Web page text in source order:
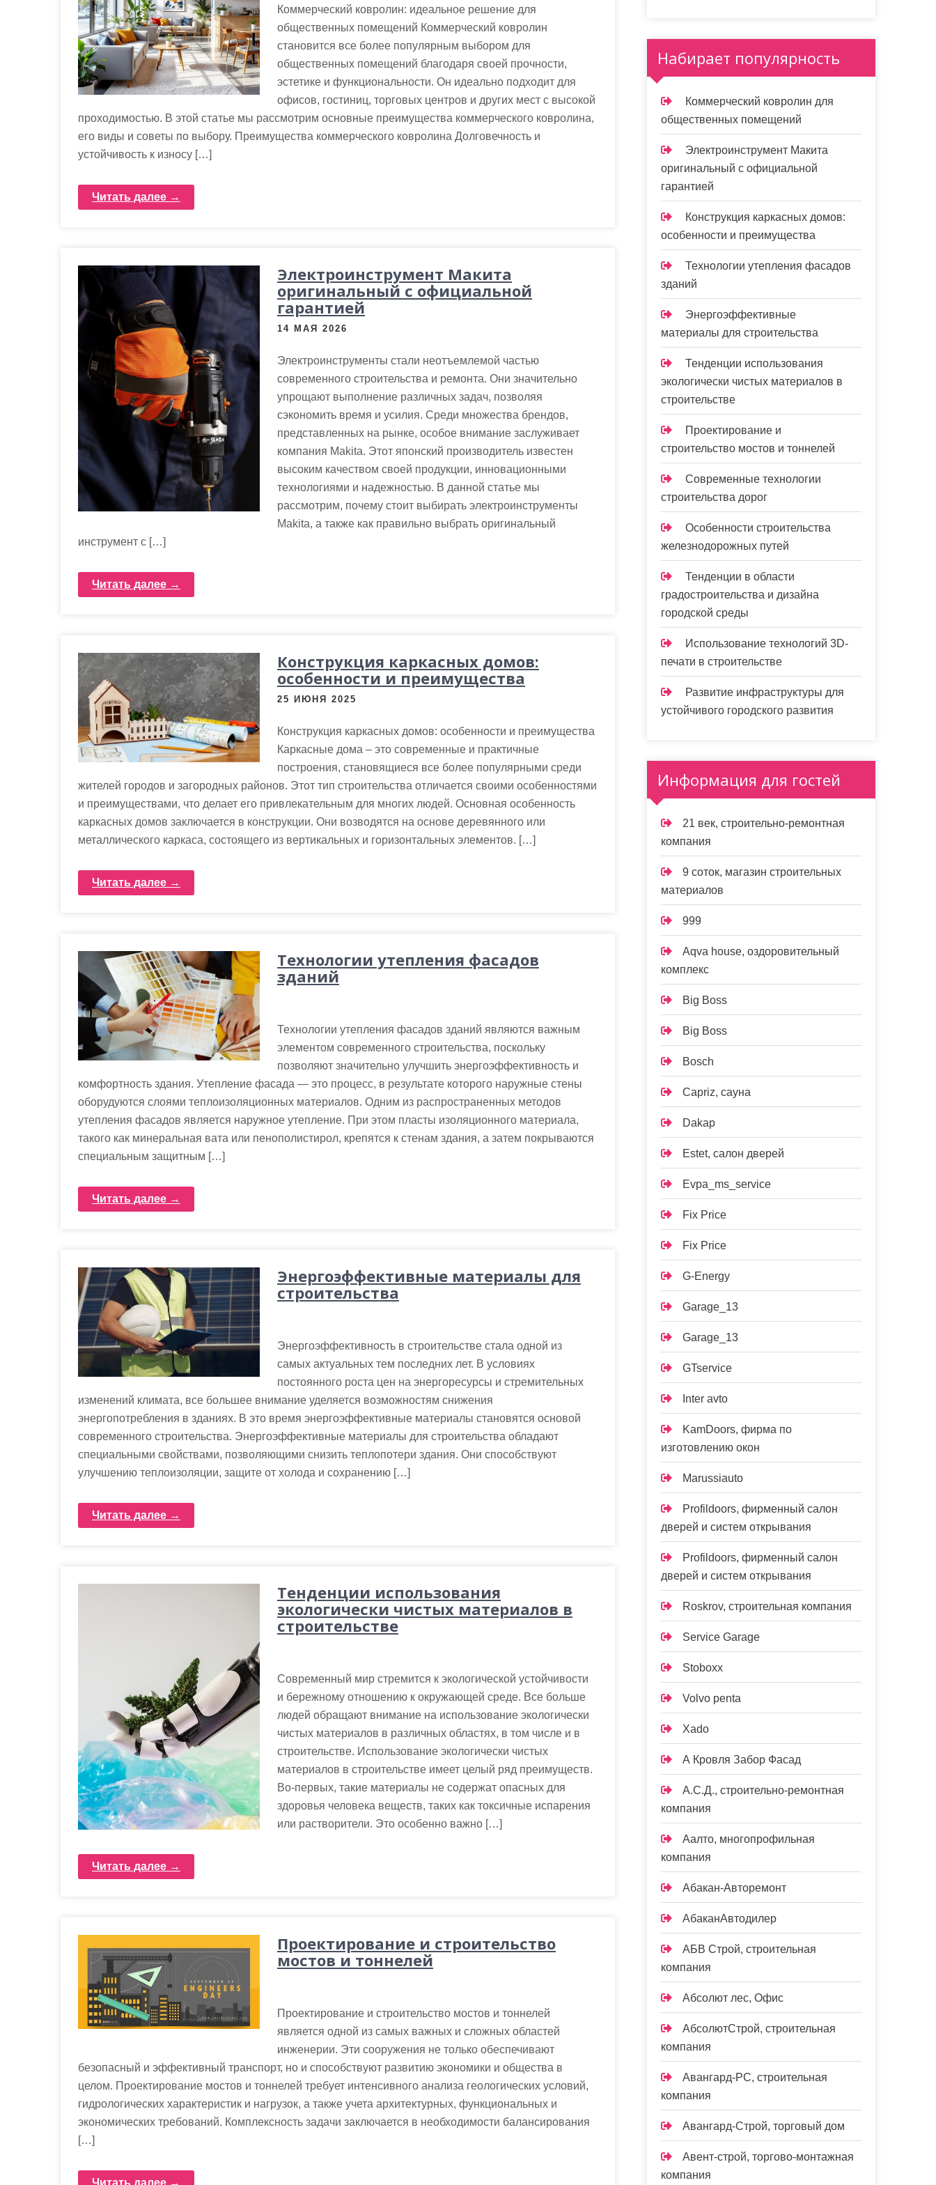
Коммерческий ковролин: идеальное решение для
общественных помещений Коммерческий ковролин
становится все более популярным выбором для
общественных помещений благодаря своей прочности,
эстетике и функциональности. Он идеально подходит для
офисов, гостиниц, торговых центров и других мест с высокой
проходимостью. В этой статье мы рассмотрим основные преимущества коммерческого ковролина,
его виды и советы по выбору. Преимущества коммерческого ковролина Долговечность и
устойчивость к износу […]
Читать далее →
Электроинструмент Макита
оригинальный с официальной
гарантией
14 МАЯ 2026
Электроинструменты стали неотъемлемой частью
современного строительства и ремонта. Они значительно
упрощают выполнение различных задач, позволяя
сэкономить время и усилия. Среди множества брендов,
представленных на рынке, особое внимание заслуживает
компания Makita. Этот японский производитель известен
высоким качеством своей продукции, инновационными
технологиями и надежностью. В данной статье мы
рассмотрим, почему стоит выбирать электроинструменты
Makita, а также как правильно выбрать оригинальный
инструмент с […]
Читать далее →
Конструкция каркасных домов:
особенности и преимущества
25 ИЮНЯ 2025
Конструкция каркасных домов: особенности и преимущества
Каркасные дома – это современные и практичные
построения, становящиеся все более популярными среди
жителей городов и загородных районов. Этот тип строительства отличается своими особенностями
и преимуществами, что делает его привлекательным для многих людей. Основная особенность
каркасных домов заключается в конструкции. Они возводятся на основе деревянного или
металлического каркаса, состоящего из вертикальных и горизонтальных элементов. […]
Читать далее →
Технологии утепления фасадов
зданий
Технологии утепления фасадов зданий являются важным
элементом современного строительства, поскольку
позволяют значительно улучшить энергоэффективность и
комфортность здания. Утепление фасада — это процесс, в результате которого наружные стены
оборудуются слоями теплоизоляционных материалов. Одним из распространенных методов
утепления фасадов является наружное утепление. При этом пласты изоляционного материала,
такого как минеральная вата или пенополистирол, крепятся к стенам здания, а затем покрываются
специальным защитным […]
Читать далее →
Энергоэффективные материалы для
строительства
Энергоэффективность в строительстве стала одной из
самых актуальных тем последних лет. В условиях
постоянного роста цен на энергоресурсы и стремительных
изменений климата, все большее внимание уделяется возможностям снижения
энергопотребления в зданиях. В это время энергоэффективные материалы становятся основой
современного строительства. Энергоэффективные материалы для строительства обладают
специальными свойствами, позволяющими снизить теплопотери здания. Они способствуют
улучшению теплоизоляции, защите от холода и сохранению […]
Читать далее →
Тенденции использования
экологически чистых материалов в
строительстве
Современный мир стремится к экологической устойчивости
и бережному отношению к окружающей среде. Все больше
людей обращают внимание на использование экологически
чистых материалов в различных областях, в том числе и в
строительстве. Использование экологически чистых
материалов в строительстве имеет целый ряд преимуществ.
Во-первых, такие материалы не содержат опасных для
здоровья человека веществ, таких как токсичные испарения
или растворители. Это особенно важно […]
Читать далее →
Проектирование и строительство
мостов и тоннелей
Проектирование и строительство мостов и тоннелей
является одной из самых важных и сложных областей
инженерии. Эти сооружения не только обеспечивают
безопасный и эффективный транспорт, но и способствуют развитию экономики и общества в
целом. Проектирование мостов и тоннелей требует интенсивного анализа геологических условий,
гидрологических характеристик и нагрузок, а также учета архитектурных, функциональных и
экономических требований. Комплексность задачи заключается в необходимости балансирования
[…]
Читать далее →
Набирает популярность
Коммерческий ковролин для
общественных помещений
Электроинструмент Макита
оригинальный с официальной
гарантией
Конструкция каркасных домов:
особенности и преимущества
Технологии утепления фасадов
зданий
Энергоэффективные
материалы для строительства
Тенденции использования
экологически чистых материалов в
строительстве
Проектирование и
строительство мостов и тоннелей
Современные технологии
строительства дорог
Особенности строительства
железнодорожных путей
Тенденции в области
градостроительства и дизайна
городской среды
Использование технологий 3D-
печати в строительстве
Развитие инфраструктуры для
устойчивого городского развития
Информация для гостей
21 век, строительно-ремонтная
компания
9 соток, магазин строительных
материалов
999
Aqva house, оздоровительный
комплекс
Big Boss
Big Boss
Bosch
Capriz, сауна
Dakap
Estet, салон дверей
Evpa_ms_service
Fix Price
Fix Price
G-Energy
Garage_13
Garage_13
GTservice
Inter avto
KamDoors, фирма по
изготовлению окон
Marussiauto
Profildoors, фирменный салон
дверей и систем открывания
Profildoors, фирменный салон
дверей и систем открывания
Roskrov, строительная компания
Service Garage
Stoboxx
Volvo penta
Xado
А Кровля Забор Фасад
А.С.Д., строительно-ремонтная
компания
Аалто, многопрофильная
компания
Абакан-Авторемонт
АбаканАвтодилер
АБВ Строй, строительная
компания
Абсолют лес, Офис
АбсолютСтрой, строительная
компания
Авангард-РС, строительная
компания
Авангард-Строй, торговый дом
Авент-строй, торгово-монтажная
компания